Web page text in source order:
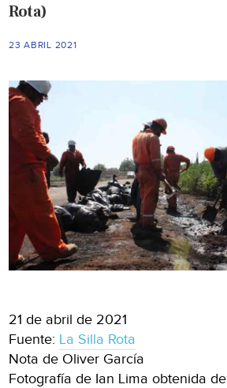
Rota)
23 ABRIL 2021
21 de abril de 2021
Fuente: La Silla Rota
Nota de Oliver García
Fotografía de Ian Lima obtenida de